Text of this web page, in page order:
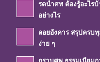
รดน้ำศพ ต้องรู้อะไร
อย่างไร
ลอยอังคาร สรุปครบ
ง่าย ๆ